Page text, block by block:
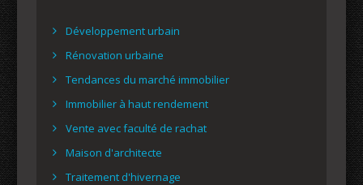
Développement urbain
Rénovation urbaine
Tendances du marché immobilier
Immobilier à haut rendement
Vente avec faculté de rachat
Maison d'architecte
Traitement d'hivernage